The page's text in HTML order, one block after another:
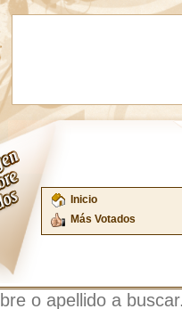
Inicio
Más Votados